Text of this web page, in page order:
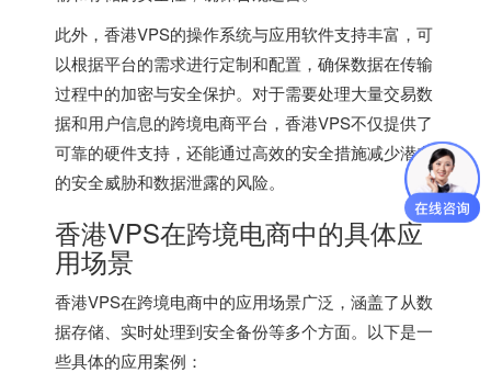
此外， 香港VPS的操作系统与应用软件支持丰富，可
以根据平台的需求进行定制和配置，确保数据在传输
过程中的加密与安全保护。对于需要处理大量交易数
据和用户信息的跨境电商平台， 香港VPS不仅提供了
可靠的硬件支持，还能通过高效的安全措施减少潜在
的安全威胁和数据泄露的风险。
香港VPS在跨境电商中的具体应
用场景
香港VPS在跨境电商中的应用场景广泛，涵盖了从数
据存储、实时处理到安全备份等多个方面。以下是一
些具体的应用案例：